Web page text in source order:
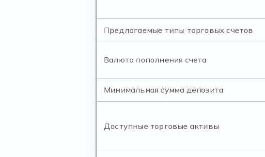
Предлагаемые типы торговых счетов
Валюта пополнения счета
Минимальная сумма депозита
Доступные торговые активы